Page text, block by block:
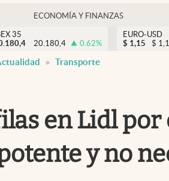
ECONOMÍA Y FINANZAS
35
20.180,4 0.62%
EURO-USD
$ 1,15 $
Transporte
en Lidl
y no